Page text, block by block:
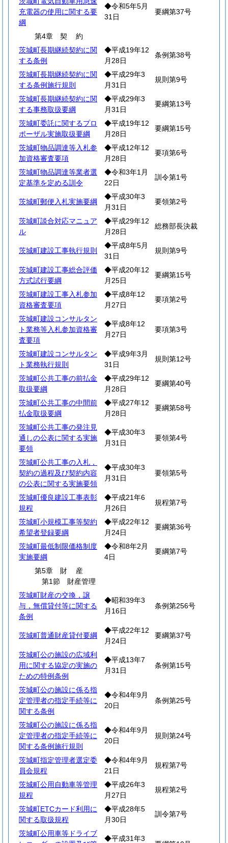
充電器の使用に関する要
綱
◆令和5年5月
31日
要綱第37号
第4章 契約
茨城町長期継続契約に関
する条例
◆平成19年12
月28日
条例第38号
茨城町長期継続契約に関
する条例施行規則
◆平成29年3
月31日
規則第9号
茨城町長期継続契約に関
する事務取扱要綱
◆平成29年3
月31日
要綱第13号
茨城町委託に関するプロ
ポーザル実施取扱要綱
◆平成19年12
月28日
要綱第15号
茨城町物品調達等入札参
加資格審査要項
◆平成12年12
月28日
要項第6号
茨城町物品調達等業者選
定基準を定める訓令
◆令和3年1月
22日
訓令第1号
茨城町郵便入札実施要綱
◆平成30年3
月31日
要領第2号
茨城町談合対応マニュア
ル
◆平成29年12
月28日
総務部長決裁
茨城町建設工事執行規則
◆平成8年5月
31日
規則第9号
茨城町建設工事総合評価
方式試行要綱
◆平成20年12
月25日
要綱第15号
茨城町建設工事入札参加
資格審査要項
◆平成8年12
月27日
要項第2号
茨城町建設コンサルタン
ト業務等入札参加資格審
査要項
◆平成8年12
月27日
要項第3号
茨城町建設コンサルタン
ト業務執行規則
◆平成9年3月
31日
規則第12号
茨城町公共工事の前払金
取扱要綱
◆平成29年12
月28日
要綱第40号
茨城町公共工事の中間前
払金取扱要綱
◆平成27年12
月28日
要綱第58号
茨城町公共工事の発注見
通しの公表に関する実施
要領
◆平成30年3
月31日
要領第4号
茨城町公共工事の入札，
契約の過程及び契約内容
の公表に関する実施要領
◆平成30年3
月31日
要領第5号
茨城町優良建設工事表彰
規程
◆平成21年6
月26日
規程第7号
茨城町小規模工事等契約
希望者登録要綱
◆平成22年12
月24日
要綱第36号
茨城町最低制限価格制度
実施要綱
◆令和8年2月
4日
要綱第7号
第5章 財 産
第1節 財産管理
茨城町財産の交換，譲
与，無償貸付等に関する
条例
◆昭和39年3
月16日
条例第256号
茨城町普通財産貸付要綱
◆平成22年12
月24日
要綱第37号
茨城町公の施設の広域利
用に関する協定の実施の
ための特例条例
◆平成13年7
月31日
条例第15号
茨城町公の施設に係る指
定管理者の指定手続等に
関する条例
◆令和4年9月
20日
条例第25号
茨城町公の施設に係る指
定管理者の指定手続等に
関する条例施行規則
◆令和4年9月
20日
規則第24号
茨城町指定管理者選定委
員会規程
◆令和4年9月
21日
規程第7号
茨城町公用自動車等管理
規程
◆平成26年3
月27日
規程第2号
茨城町ETCカード利用に
関する取扱規程
◆平成28年5
月30日
訓令第7号
茨城町公用車等ドライブ
◆平成31年3